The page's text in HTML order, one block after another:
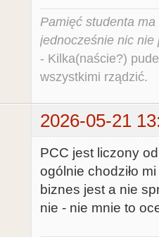
Pamięć studenta
jednocześnie nic nie
- Kilka(naście?)
wszystkimi rządzić.
2026-05-21
PCC jest liczony
ogólnie chodziło
biznes jest a nie
nie - nie mnie to